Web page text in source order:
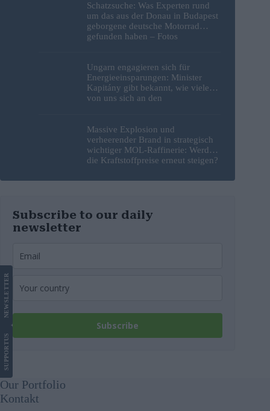
Schatzsuche: Was Experten rund
um das aus der Donau in Budapest
geborgene deutsche Motorrad
gefunden haben – Fotos
Ungarn engagieren sich für
Energieeinsparungen: Minister
Kapitány gibt bekannt, wie viele
von uns sich an den
Massive Explosion und
verheerender Brand in strategisch
wichtiger MOL-Raffinerie: Werden
die Kraftstoffpreise erneut steigen?
Subscribe to our daily
newsletter
Subscribe
SUPPORT
US
NEWS
LETTER
Our Portfolio
Kontakt